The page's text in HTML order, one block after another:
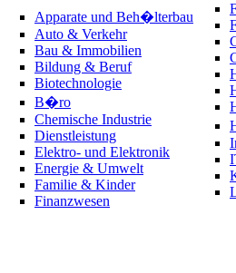
Apparate und Beh�lterbau
Auto & Verkehr
Bau & Immobilien
Bildung & Beruf
Biotechnologie
B�ro
Chemische Industrie
Dienstleistung
Elektro- und Elektronik
Energie & Umwelt
Familie & Kinder
Finanzwesen